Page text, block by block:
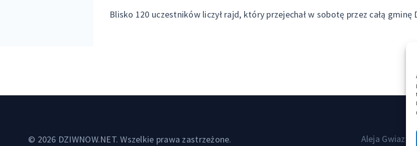
Blisko 120 uczestników liczył rajd, który przejechał w sobotę przez całą
© 2026 DZIWNOW.NET. Wszelkie prawa zastrzeżone.
Aleja Gwiazd